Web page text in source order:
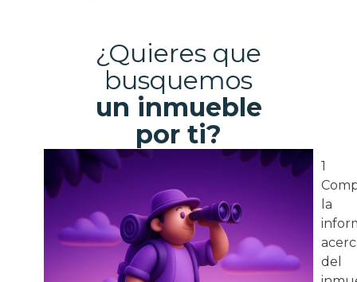
¿Quieres que
busquemos
un inmueble
por ti?
1
la
del